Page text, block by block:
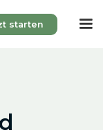
starten